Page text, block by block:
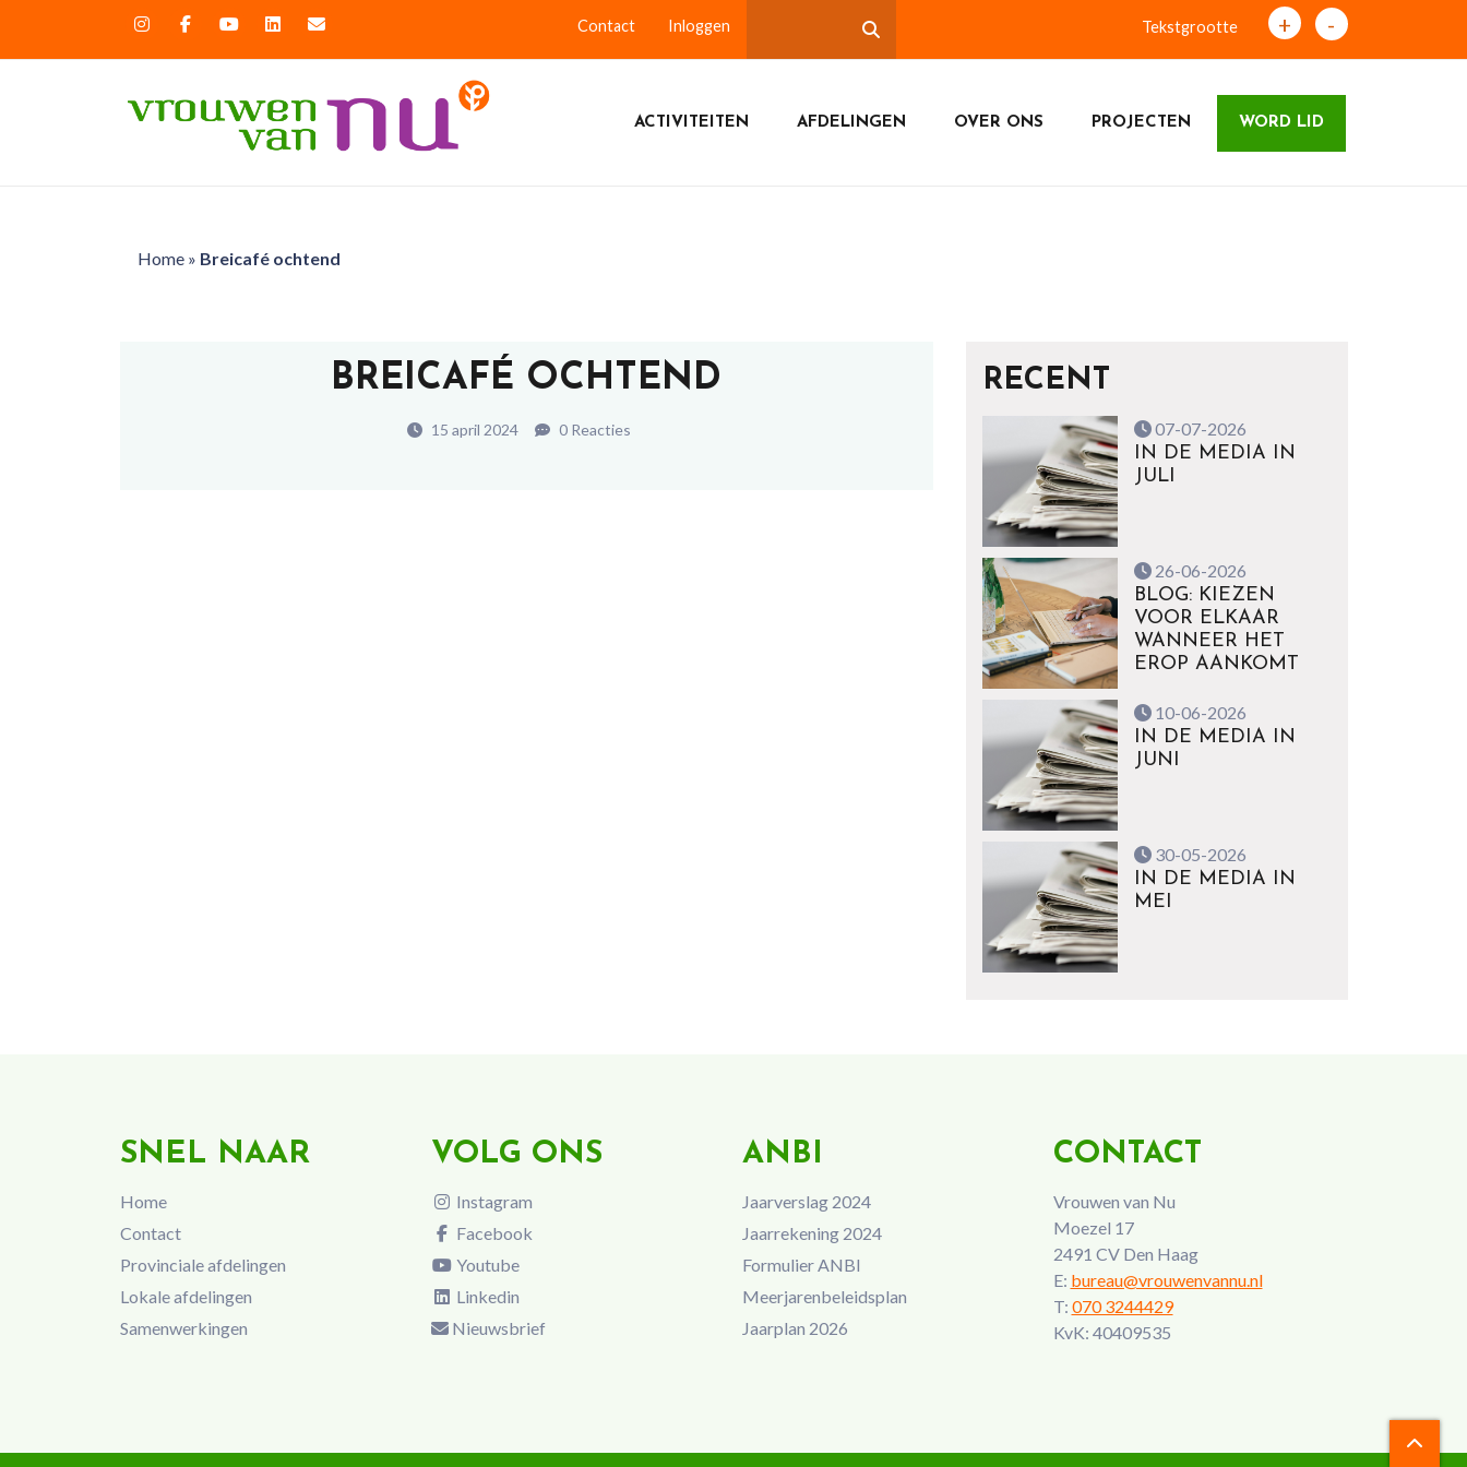
Contact Inloggen Tekstgrootte + -
ACTIVITEITEN AFDELINGEN OVER ONS PROJECTEN WORD LID
Home» Breicafé ochtend
BREICAFÉ OCHTEND
15 april 2024 0 Reacties
RECENT
07-07-2026
IN DE MEDIA IN
JULI
26-06-2026
BLOG: KIEZEN
VOOR ELKAAR
WANNEER HET
EROP AANKOMT
10-06-2026
IN DE MEDIA IN
JUNI
30-05-2026
IN DE MEDIA IN
MEI
SNEL NAAR
Home
Contact
Provinciale afdelingen
Lokale afdelingen
Samenwerkingen
VOLG ONS
Instagram
Facebook
Youtube
Linkedin
Nieuwsbrief
ANBI
Jaarverslag 2024
Jaarrekening 2024
Formulier ANBI
Meerjarenbeleidsplan
Jaarplan 2026
CONTACT
Vrouwen van Nu
Moezel 17
2491 CV Den Haag
E: bureau@vrouwenvannu.nl
T: 070 3244429
KvK: 40409535